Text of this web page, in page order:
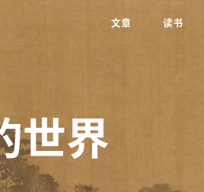
文章 读书
世界